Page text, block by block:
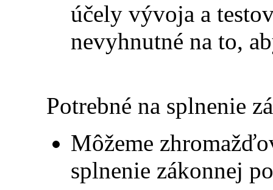
účely vývoja a
nevyhnutné na to,
Potrebné na splnenie
Môžeme
splnenie zákonnej